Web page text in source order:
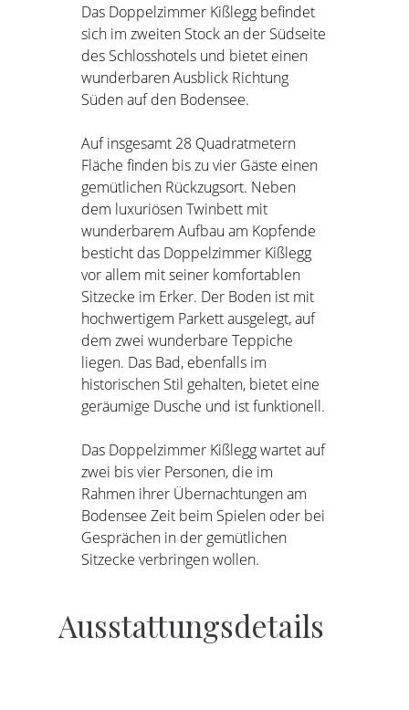
Das Doppelzimmer Kißlegg befindet
sich im zweiten Stock an der Südseite
des Schlosshotels und bietet einen
wunderbaren Ausblick Richtung
Süden auf den Bodensee.
Auf insgesamt 28 Quadratmetern
Fläche finden bis zu vier Gäste einen
gemütlichen Rückzugsort. Neben
dem luxuriösen Twinbett mit
wunderbarem Aufbau am Kopfende
besticht das Doppelzimmer Kißlegg
vor allem mit seiner komfortablen
Sitzecke im Erker. Der Boden ist mit
hochwertigem Parkett ausgelegt, auf
dem zwei wunderbare Teppiche
liegen. Das Bad, ebenfalls im
historischen Stil gehalten, bietet eine
geräumige Dusche und ist funktionell.
Das Doppelzimmer Kißlegg wartet auf
zwei bis vier Personen, die im
Rahmen ihrer Übernachtungen am
Bodensee Zeit beim Spielen oder bei
Gesprächen in der gemütlichen
Sitzecke verbringen wollen.
Ausstattungsdetails